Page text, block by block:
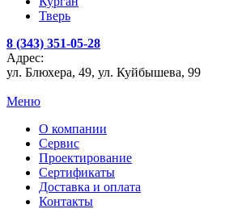
Тверь
8 (343) 351-05-28
Адрес:
ул. Блюхера, 49, ул. Куйбышева, 99
Меню
О компании
Сервис
Проектирование
Сертификаты
Доставка и оплата
Контакты